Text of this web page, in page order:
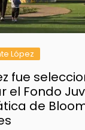
López
fue
el Fondo
de